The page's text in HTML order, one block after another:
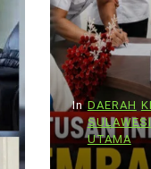
In DAERAH
UTAMA